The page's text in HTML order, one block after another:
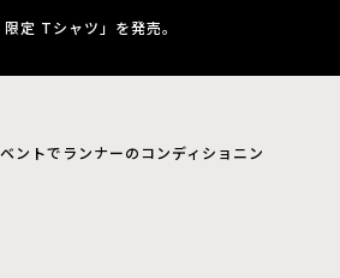
定 Tシャツ」を発売。
ントでランナーのコンディショニン